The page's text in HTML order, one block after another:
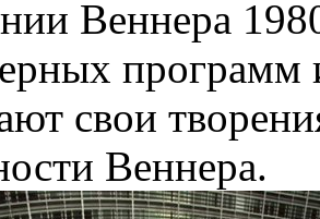
Веннера
программ
свои
Веннера.